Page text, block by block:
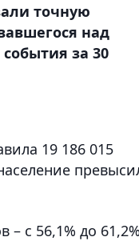
точную
над
за 30
19 186 015
– с 56,1% до